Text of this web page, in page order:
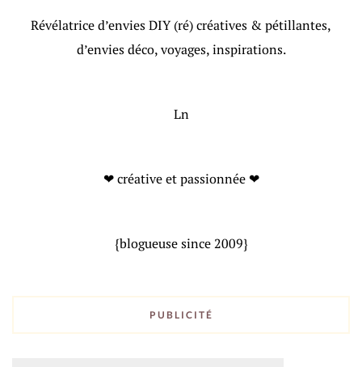
Révélatrice d’envies DIY (ré) créatives & pétillantes,
d’envies déco, voyages, inspirations.
Ln
❤ créative et passionnée ❤
{blogueuse since 2009}
PUBLICITÉ